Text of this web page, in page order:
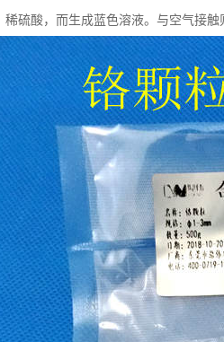
硫酸，而生成蓝色溶液。与空气接